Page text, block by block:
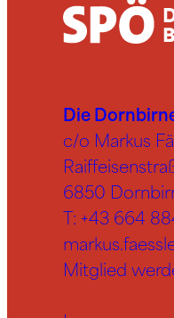
Die
c/o Markus
6850
T: +43 664
Mitglied